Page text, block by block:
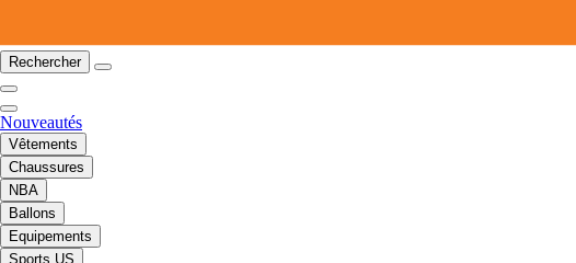
Rechercher
Nouveautés
Vêtements
Chaussures
NBA
Ballons
Equipements
Sports US